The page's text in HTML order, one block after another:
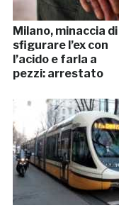
Milano, minaccia di
sfigurare l’ex con
l’acido e farla a
pezzi: arrestato